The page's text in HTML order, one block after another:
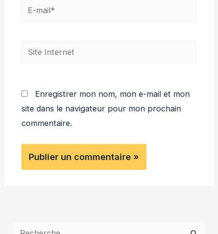
E-
Site
Enregistrer mon nom, mon e-mail et mon
site dans le navigateur pour mon prochain
commentaire.